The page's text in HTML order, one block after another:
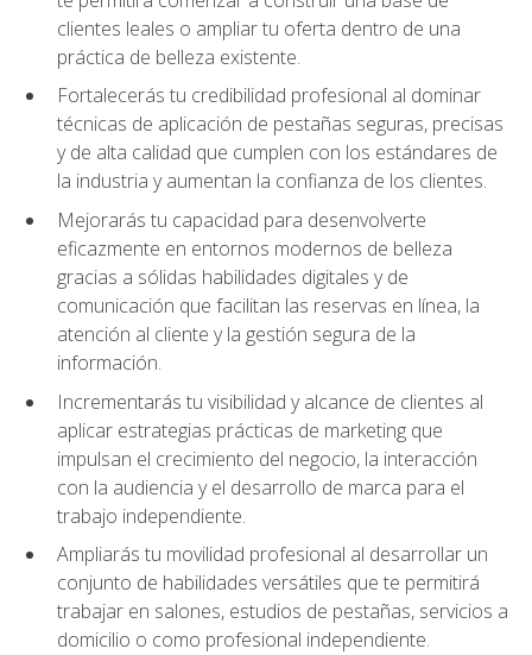
clientes leales o ampliar tu oferta dentro de una
práctica de belleza existente.
Fortalecerás tu credibilidad profesional al dominar
técnicas de aplicación de pestañas seguras, precisas
y de alta calidad que cumplen con los estándares de
la industria y aumentan la confianza de los clientes.
Mejorarás tu capacidad para desenvolverte
eficazmente en entornos modernos de belleza
gracias a sólidas habilidades digitales y de
comunicación que facilitan las reservas en línea, la
atención al cliente y la gestión segura de la
información.
Incrementarás tu visibilidad y alcance de clientes al
aplicar estrategias prácticas de marketing que
impulsan el crecimiento del negocio, la interacción
con la audiencia y el desarrollo de marca para el
trabajo independiente.
Ampliarás tu movilidad profesional al desarrollar un
conjunto de habilidades versátiles que te permitirá
trabajar en salones, estudios de pestañas, servicios a
domicilio o como profesional independiente.